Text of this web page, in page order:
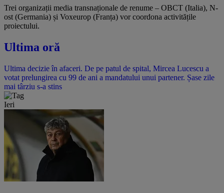
Trei organizații media transnaționale de renume – OBCT (Italia), N-
ost (Germania) și Voxeurop (Franța) vor coordona activitățile
proiectului.
Ultima oră
Ultima decizie în afaceri. De pe patul de spital, Mircea Lucescu a
votat prelungirea cu 99 de ani a mandatului unui partener. Șase zile
mai târziu s-a stins
Ieri